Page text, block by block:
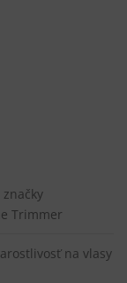
Trimmer
na vlasy